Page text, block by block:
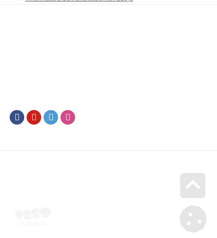
FacebookYoutubeTwitter
Go